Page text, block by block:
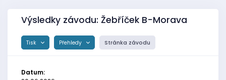
Výsledky závodu: Žebříček B-Morava
Tisk Přehledy Stránka závodu
Datum: